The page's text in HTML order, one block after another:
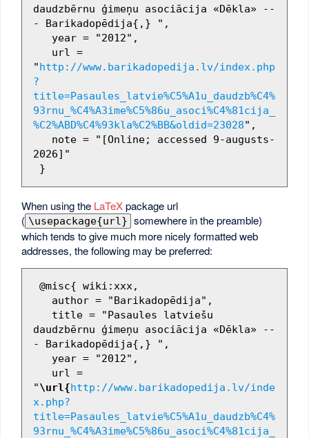
daudzbērnu ģimeņu asociācija «Dēkla» --
- Barikadopēdija{,} ",
"http://www.barikadopedija.lv/index.php
?
title=Pasaules_latvie%C5%A1u_daudzb%C4%
93rnu_%C4%A3ime%C5%86u_asoci%C4%81cija_
%C2%ABD%C4%93kla%C2%BB&oldid=23028",
2026]"
When using the LaTeXpackage url
( \usepackage{url} somewhere in the preamble)
which tends to give much more nicely formatted web
addresses, the following may be preferred:
daudzbērnu ģimeņu asociācija «Dēkla» --
- Barikadopēdija{,} ",
"\url{http://www.barikadopedija.lv/inde
x.php?
title=Pasaules_latvie%C5%A1u_daudzb%C4%
93rnu_%C4%A3ime%C5%86u_asoci%C4%81cija_